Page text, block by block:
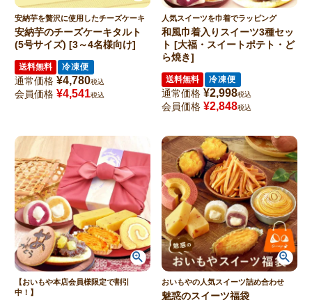
安納芋を贅沢に使用したチーズケーキ
安納芋のチーズケーキタルト
(5号サイズ) [3～4名様向け]
送料無料 冷凍便
通常価格 ¥4,780税込
会員価格 ¥4,541税込
人気スイーツを巾着でラッピング
和風巾着入りスイーツ3種セッ
ト [大福・スイートポテト・ど
ら焼き]
送料無料 冷凍便
通常価格 ¥2,998税込
会員価格 ¥2,848税込
【おいもや本店会員様限定で割引
中！】
おいもやの人気スイーツ詰め合わせ
魅惑のスイーツ福袋